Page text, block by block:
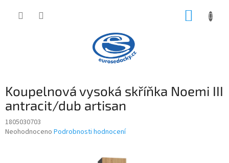
Koupelnová vysoká skříňka Noemi III
antracit/dub artisan
1805030703
Průměrné
Neohodnoceno Podrobnosti hodnocení